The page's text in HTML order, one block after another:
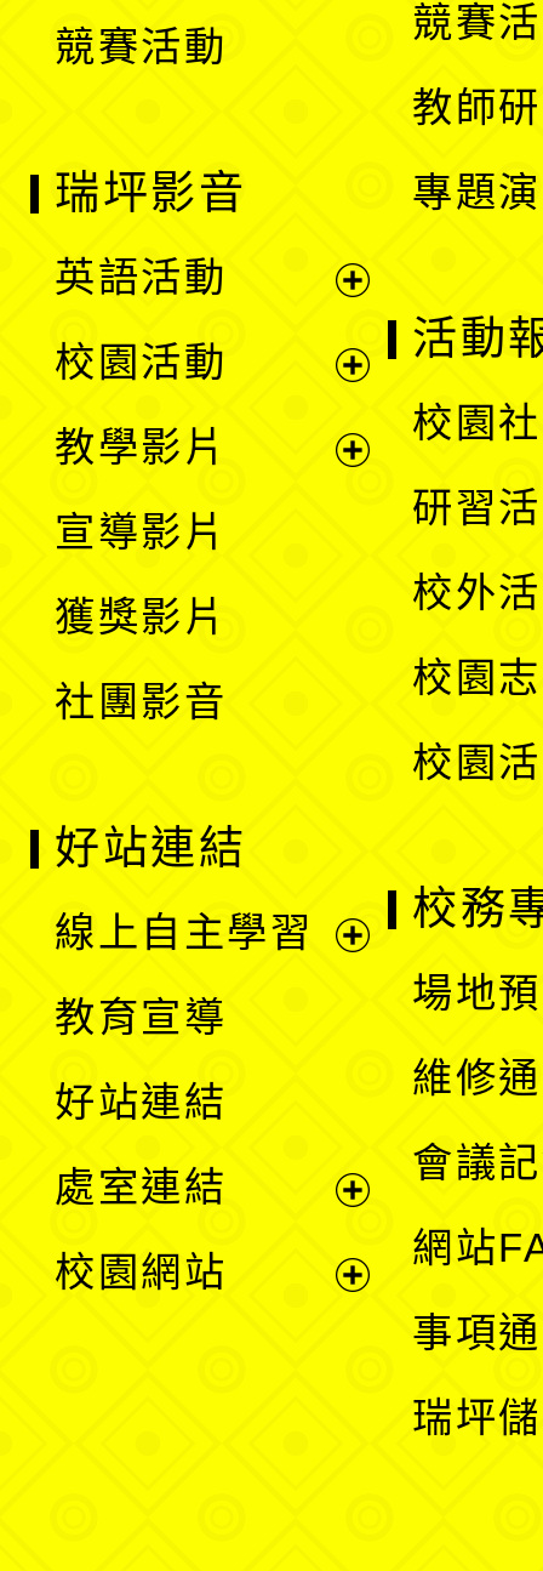
競賽活動
競賽
教師
專題
瑞坪影音
英語活動
選
校園活動
教學影片
宣導影片
獲獎影片
社團影音
活動
校園
研習
校外
校園
校園
好站連結
線上自主學習
單
教育宣導
好站連結
處室連結
校園網站
校務
場地
維修
會議
網站
事項
瑞坪